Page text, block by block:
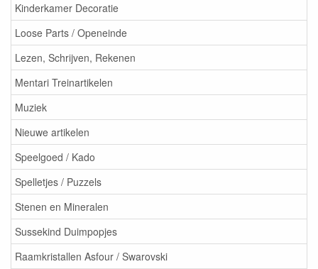
Kinderkamer Decoratie
Loose Parts / Openeinde
Lezen, Schrijven, Rekenen
Mentari Treinartikelen
Muziek
Nieuwe artikelen
Speelgoed / Kado
Spelletjes / Puzzels
Stenen en Mineralen
Sussekind Duimpopjes
Raamkristallen Asfour / Swarovski